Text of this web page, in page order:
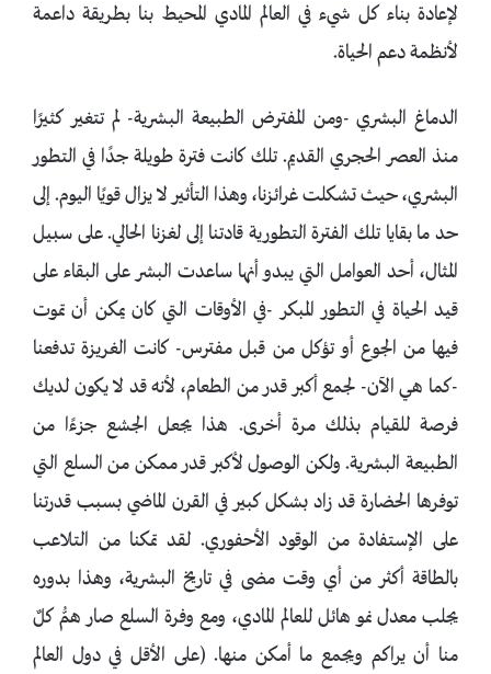
لإعادة بناء كل شيء في العالم المادي المحيط بنا بطريقة داعمة
لأنظمة دعم الحياة.
الدماغ البشري -ومن المفترض الطبيعة البشرية- لم تتغير كثيرًا
منذ العصر الحجري القديم. تلك كانت فترة طويلة جدًا في التطور
البشري، حيث تشكلت غرائزنا، وهذا التأثير لا يزال قويًا اليوم. إلى
حد ما بقايا تلك الفترة التطورية قادتنا إلى لغزنا الحالي. على سبيل
المثال، أحد العوامل التي يبدو أنها ساعدت البشر على البقاء على
قيد الحياة في التطور المبكر -في الأوقات التي كان يمكن أن تموت
فيها من الجوع أو تؤكل من قبل مفترس- كانت الغريزة تدفعنا
-كما هي الآن- لجمع أكبر قدر من الطعام، لأنه قد لا يكون لديك
فرصة للقيام بذلك مرة أخرى. هذا يجعل الجشع جزءًا من
الطبيعة البشرية. ولكن الوصول لأكبر قدر ممكن من السلع التي
توفرها الحضارة قد زاد بشكل كبير في القرن الماضي بسبب قدرتنا
على الإستفادة من الوقود الأحفوري. لقد تمكنا من التلاعب
بالطاقة أكثر من أي وقت مضى في تاريخ البشرية، وهذا بدوره
يجلب معدل نمو هائل للعالم المادي، ومع وفرة السلع صار همُّ كلٌ
منا أن يراكم ويجمع ما أمكن منها. (على الأقل في دول العالم